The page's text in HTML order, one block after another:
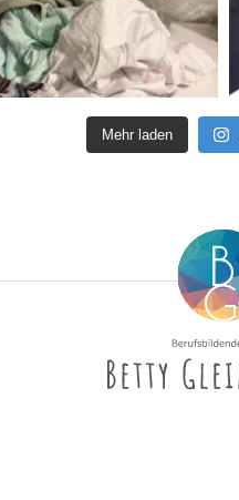
Mehr laden